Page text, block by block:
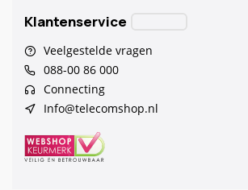
Klantenservice
Veelgestelde vragen
088-00 86 000
Connecting
Info@telecomshop.nl